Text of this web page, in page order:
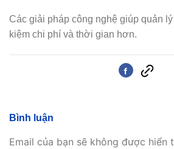
Các giải pháp công nghệ giúp quản
kiệm chi phí và thời gian hơn.
Bình luận
Email của bạn sẽ không được hiển